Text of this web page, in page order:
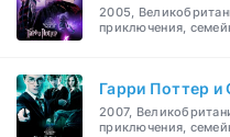
2005,
приключения,
Гарри Поттер
2007,
приключения,